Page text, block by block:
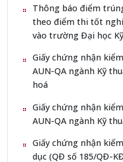
Thông báo điểm
theo điểm thi tốt
vào trường Đại học
Giấy chứng nhận
AUN-QA ngành Kỹ
hoá
Giấy chứng nhận
AUN-QA ngành Kỹ
Giấy chứng nhận
dục (QĐ số 185/QĐ-